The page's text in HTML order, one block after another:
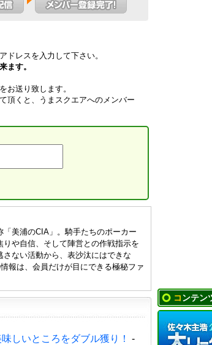
ドレスを入力して下さい。
ます。
お送り致します。
頂くと、うまスクエアへのメンバー
美浦のCIA」。騎手たちのポーカー
や自信、そして陣営との作戦指示を
ない活動から、表沙汰にはできな
報は、会員だけが目にできる極秘ファ
しいところをダブル獲り！
-
コンテ